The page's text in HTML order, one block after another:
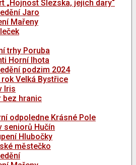
„Hojnost Slezska, jejich dary“
Jaro
Mařeny
trhy Poruba
Horní lhota
podzim 2024
Velká Bystřice
Iris
bez hranic
odpoledne Krásné Pole
seniorů Hučín
Hlubočky
městečko